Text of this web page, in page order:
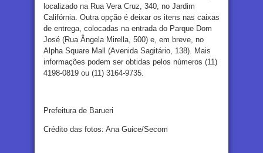
localizado na Rua Vera Cruz, 340, no Jardim
Califórnia. Outra opção é deixar os itens nas caixas
de entrega, colocadas na entrada do Parque Dom
José (Rua Ângela Mirella, 500) e, em breve, no
Alpha Square Mall (Avenida Sagitário, 138). Mais
informações podem ser obtidas pelos números (11)
4198-0819 ou (11) 3164-9735.
Prefeitura de Barueri
Crédito das fotos: Ana Guice/Secom